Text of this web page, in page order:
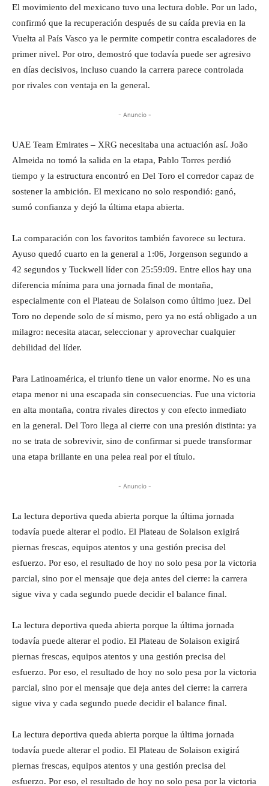
El movimiento del mexicano tuvo una lectura doble. Por un lado,
confirmó que la recuperación después de su caída previa en la
Vuelta al País Vasco ya le permite competir contra escaladores de
primer nivel. Por otro, demostró que todavía puede ser agresivo
en días decisivos, incluso cuando la carrera parece controlada
por rivales con ventaja en la general.
- Anuncio -
UAE Team Emirates – XRG necesitaba una actuación así. João
Almeida no tomó la salida en la etapa, Pablo Torres perdió
tiempo y la estructura encontró en Del Toro el corredor capaz de
sostener la ambición. El mexicano no solo respondió: ganó,
sumó confianza y dejó la última etapa abierta.
La comparación con los favoritos también favorece su lectura.
Ayuso quedó cuarto en la general a 1:06, Jorgenson segundo a
42 segundos y Tuckwell líder con 25:59:09. Entre ellos hay una
diferencia mínima para una jornada final de montaña,
especialmente con el Plateau de Solaison como último juez. Del
Toro no depende solo de sí mismo, pero ya no está obligado a un
milagro: necesita atacar, seleccionar y aprovechar cualquier
debilidad del líder.
Para Latinoamérica, el triunfo tiene un valor enorme. No es una
etapa menor ni una escapada sin consecuencias. Fue una victoria
en alta montaña, contra rivales directos y con efecto inmediato
en la general. Del Toro llega al cierre con una presión distinta: ya
no se trata de sobrevivir, sino de confirmar si puede transformar
una etapa brillante en una pelea real por el título.
- Anuncio -
La lectura deportiva queda abierta porque la última jornada
todavía puede alterar el podio. El Plateau de Solaison exigirá
piernas frescas, equipos atentos y una gestión precisa del
esfuerzo. Por eso, el resultado de hoy no solo pesa por la victoria
parcial, sino por el mensaje que deja antes del cierre: la carrera
sigue viva y cada segundo puede decidir el balance final.
La lectura deportiva queda abierta porque la última jornada
todavía puede alterar el podio. El Plateau de Solaison exigirá
piernas frescas, equipos atentos y una gestión precisa del
esfuerzo. Por eso, el resultado de hoy no solo pesa por la victoria
parcial, sino por el mensaje que deja antes del cierre: la carrera
sigue viva y cada segundo puede decidir el balance final.
La lectura deportiva queda abierta porque la última jornada
todavía puede alterar el podio. El Plateau de Solaison exigirá
piernas frescas, equipos atentos y una gestión precisa del
esfuerzo. Por eso, el resultado de hoy no solo pesa por la victoria